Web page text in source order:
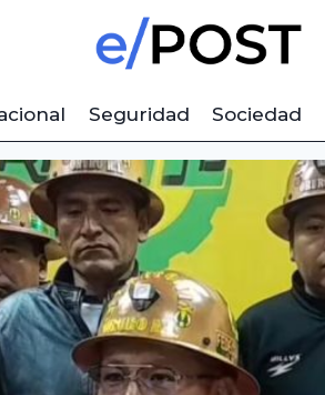
Seguridad Sociedad